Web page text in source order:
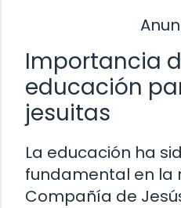
Importancia
educación
jesuitas
La educación ha
fundamental en la
Compañía de